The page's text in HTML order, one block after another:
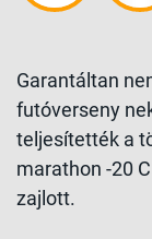
Garantáltan
futóverseny
teljesítették a
marathon -20
zajlott.